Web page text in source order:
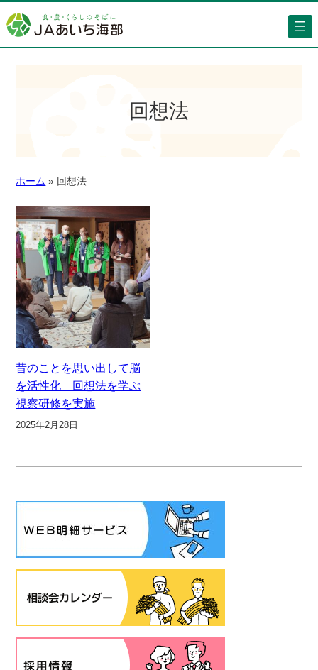
回想法
ホーム » 回想法
昔のことを思い出して脳
を活性化 回想法を学ぶ
視察研修を実施
2025年2月28日